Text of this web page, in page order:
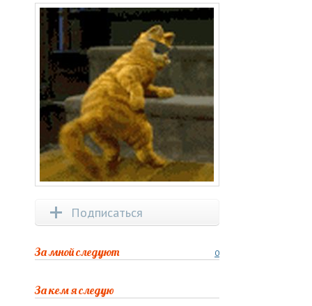
Подписаться
0
За мной следуют
За кем я следую